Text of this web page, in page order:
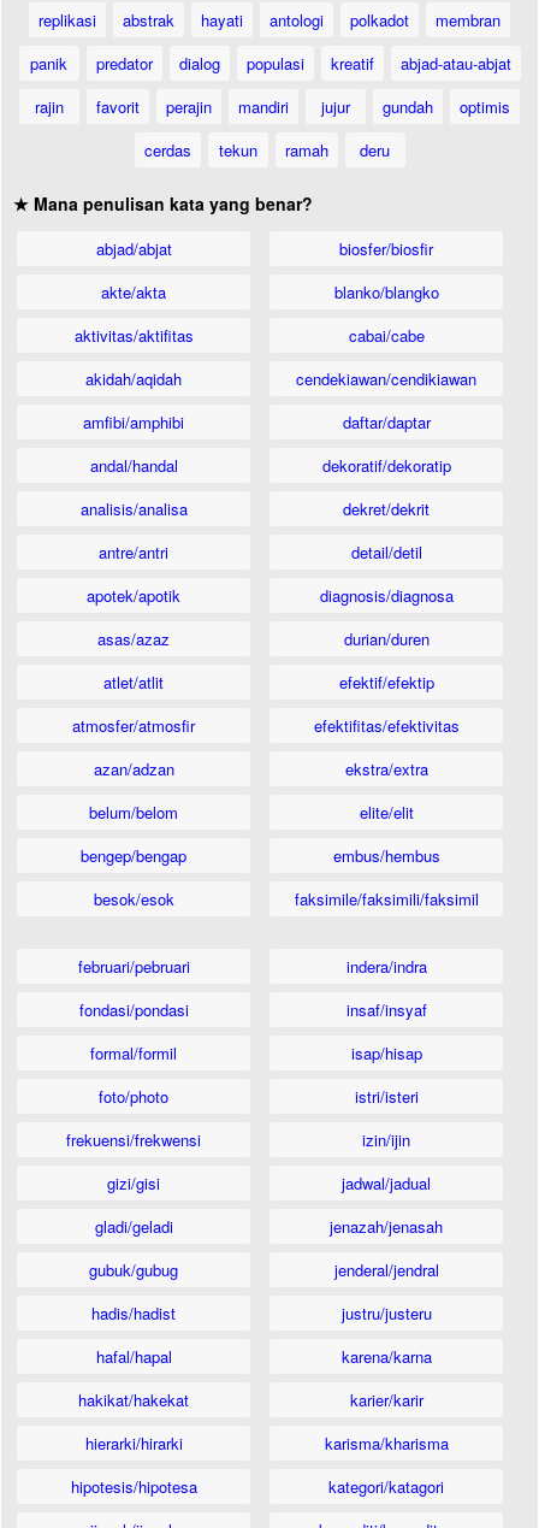
replikasi
abstrak hayati antologi polkadot
membran
panik
predator dialog populasi kreatif
abjad-atau-abjat
rajin
favorit perajin mandiri jujur gundah
optimis
cerdas
tekun ramah deru
★ Mana penulisan kata yang benar?
abjad/abjat
akte/akta
aktivitas/aktifitas
akidah/aqidah
amfibi/amphibi
andal/handal
analisis/analisa
antre/antri
apotek/apotik
asas/azaz
atlet/atlit
atmosfer/atmosfir
azan/adzan
belum/belom
bengep/bengap
besok/esok
biosfer/biosfir
blanko/blangko
cabai/cabe
cendekiawan/cendikiawan
daftar/daptar
dekoratif/dekoratip
dekret/dekrit
detail/detil
diagnosis/diagnosa
durian/duren
efektif/efektip
efektifitas/efektivitas
ekstra/extra
elite/elit
embus/hembus
faksimile/faksimili/faksimil
februari/pebruari
fondasi/pondasi
formal/formil
foto/photo
frekuensi/frekwensi
gizi/gisi
gladi/geladi
gubuk/gubug
hadis/hadist
hafal/hapal
hakikat/hakekat
hierarki/hirarki
hipotesis/hipotesa
indera/indra
insaf/insyaf
isap/hisap
istri/isteri
izin/ijin
jadwal/jadual
jenazah/jenasah
jenderal/jendral
justru/justeru
karena/karna
karier/karir
karisma/kharisma
kategori/katagori